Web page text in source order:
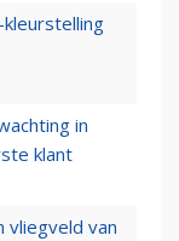
kleurstelling
in
klant
vliegveld van